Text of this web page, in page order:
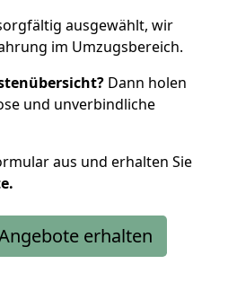
ausgewählt, wir
im Umzugsbereich.
Dann holen
und unverbindliche
aus und erhalten Sie
erhalten